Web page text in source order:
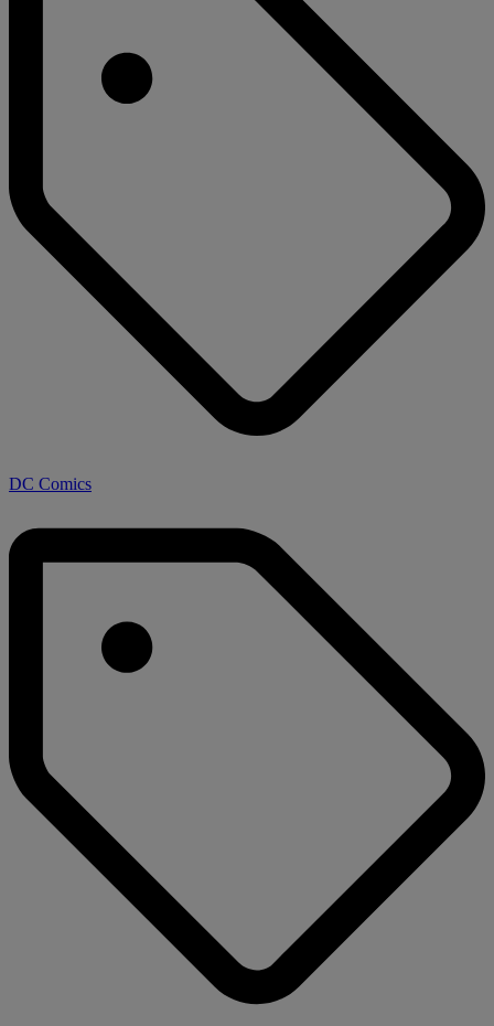
DC Comics